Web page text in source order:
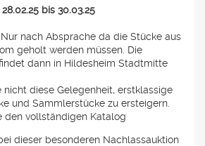
bis 30.03.25
Nur nach Absprache da die Stücke aus
geholt werden müssen. Die
dann in Hildesheim Stadtmitte
nicht diese Gelegenheit, erstklassige
und Sammlerstücke zu ersteigern.
den vollständigen Katalog
dieser besonderen Nachlassauktion